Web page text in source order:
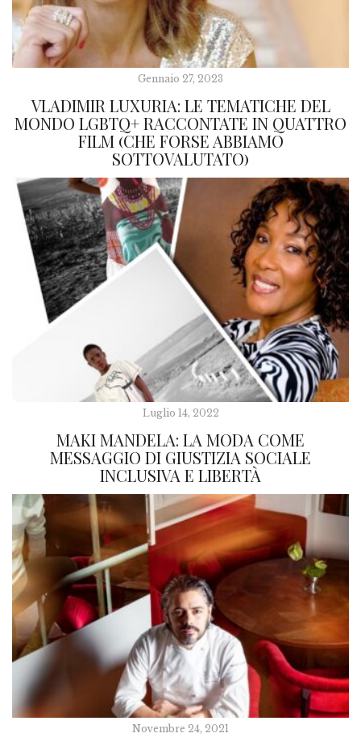
Gennaio 27, 2023
VLADIMIR LUXURIA: LE TEMATICHE DEL
MONDO LGBTQ+ RACCONTATE IN QUATTRO
FILM (CHE FORSE ABBIAMO
SOTTOVALUTATO)
Luglio 14, 2022
MAKI MANDELA: LA MODA COME
MESSAGGIO DI GIUSTIZIA SOCIALE
INCLUSIVA E LIBERTÀ
Novembre 24, 2021